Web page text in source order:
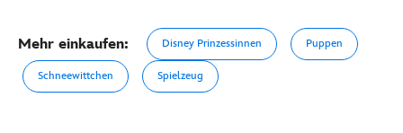
Mehr einkaufen: Disney Prinzessinnen Puppen
Schneewittchen Spielzeug